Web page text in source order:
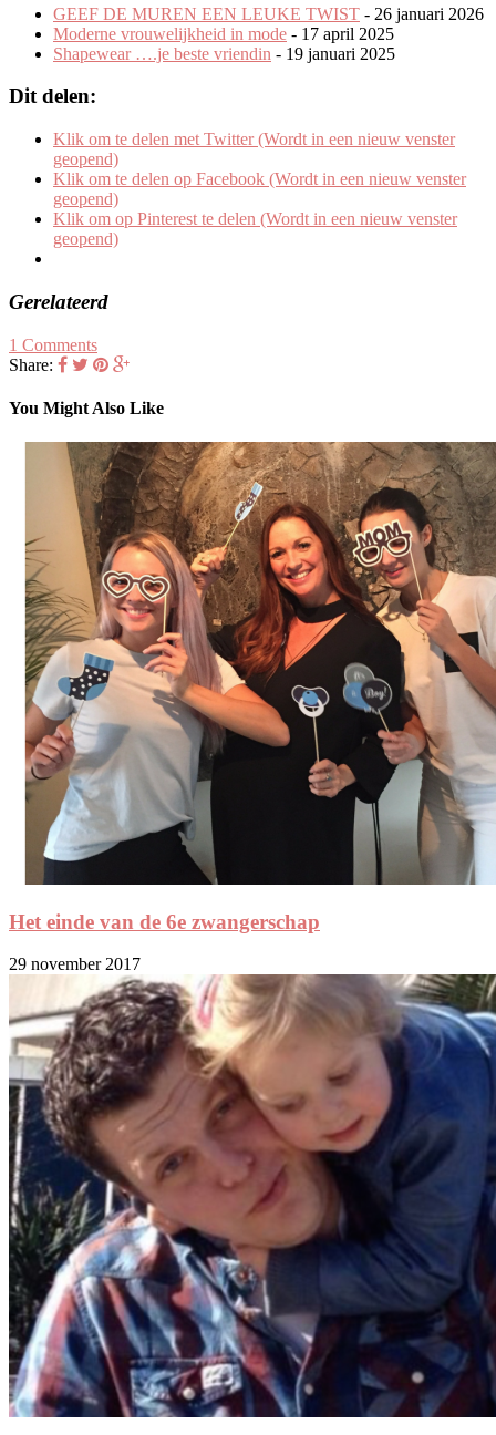
GEEF DE MUREN EEN LEUKE TWIST - 26 januari 2026
Moderne vrouwelijkheid in mode - 17 april 2025
Shapewear ….je beste vriendin - 19 januari 2025
Dit delen:
Klik om te delen met Twitter (Wordt in een nieuw venster
geopend)
Klik om te delen op Facebook (Wordt in een nieuw venster
geopend)
Klik om op Pinterest te delen (Wordt in een nieuw venster
geopend)
Gerelateerd
1 Comments
Share:
You Might Also Like
Het einde van de 6e zwangerschap
29 november 2017